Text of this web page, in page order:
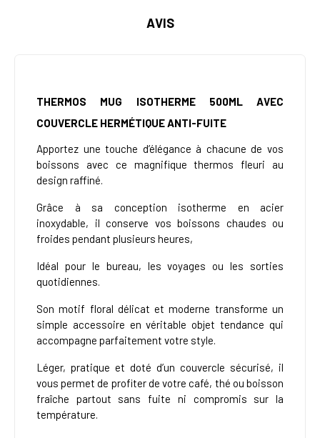
AVIS
THERMOS MUG ISOTHERME 500ML AVEC
COUVERCLE HERMÉTIQUE ANTI-FUITE
Apportez une touche d’élégance à chacune de vos
boissons avec ce magnifique thermos fleuri au
design raffiné.
Grâce à sa conception isotherme en acier
inoxydable, il conserve vos boissons chaudes ou
froides pendant plusieurs heures,
Idéal pour le bureau, les voyages ou les sorties
quotidiennes.
Son motif floral délicat et moderne transforme un
simple accessoire en véritable objet tendance qui
accompagne parfaitement votre style.
Léger, pratique et doté d’un couvercle sécurisé, il
vous permet de profiter de votre café, thé ou boisson
fraîche partout sans fuite ni compromis sur la
température.